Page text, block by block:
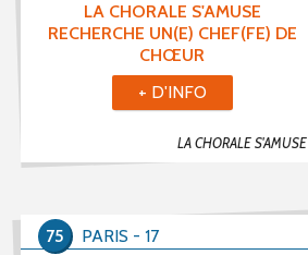
LA CHORALE S'AMUSE
RECHERCHE UN(E) CHEF(FE) DE
CHŒUR
LA CHORALE S'AMUSE
+ D'INFO
PARIS - 17
75